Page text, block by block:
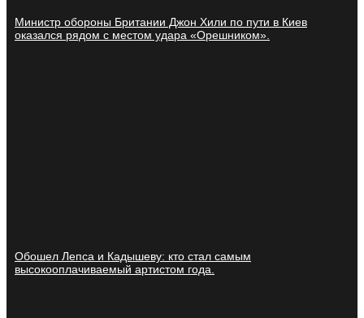
Министр обороны Британии Джон Хили по пути в Киев
оказался рядом с местом удара «Орешником».
Обошел Лепса и Кадышеву: кто стал самым
высокооплачиваемый артистом года.